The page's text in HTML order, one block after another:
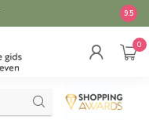
9.5
0